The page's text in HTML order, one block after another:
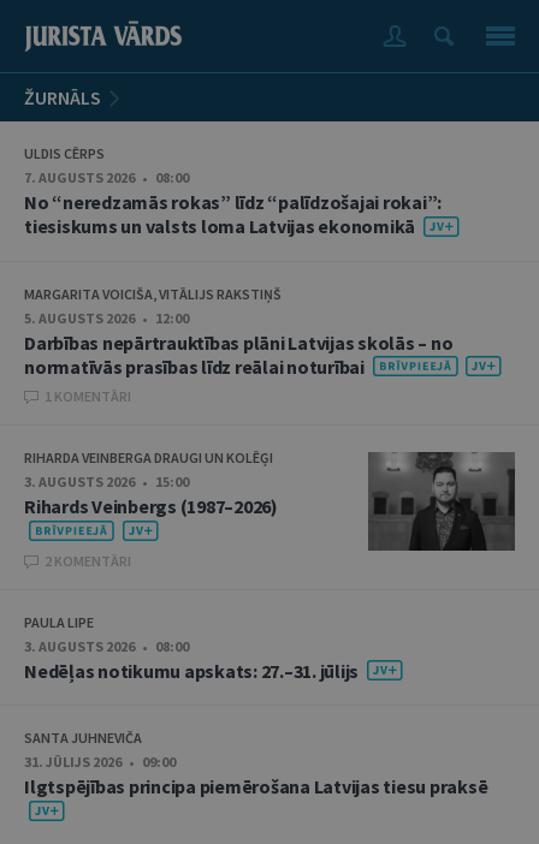
ŽURNĀLS
ULDIS CĒRPS
7. AUGUSTS 2026 • 08:00
No “neredzamās rokas” līdz “palīdzošajai rokai”:
tiesiskums un valsts loma Latvijas ekonomikā
MARGARITA VOICIŠA, VITĀLIJS RAKSTIŅŠ
5. AUGUSTS 2026 • 12:00
Darbības nepārtrauktības plāni Latvijas skolās – no
normatīvās prasības līdz reālai noturībai
1 KOMENTĀRI
RIHARDA VEINBERGA DRAUGI UN KOLĒĢI
3. AUGUSTS 2026 • 15:00
Rihards Veinbergs (1987–2026)
2 KOMENTĀRI
PAULA LIPE
3. AUGUSTS 2026 • 08:00
Nedēļas notikumu apskats: 27.–31. jūlijs
SANTA JUHNEVIČA
31. JŪLIJS 2026 • 09:00
Ilgtspējības principa piemērošana Latvijas tiesu praksē